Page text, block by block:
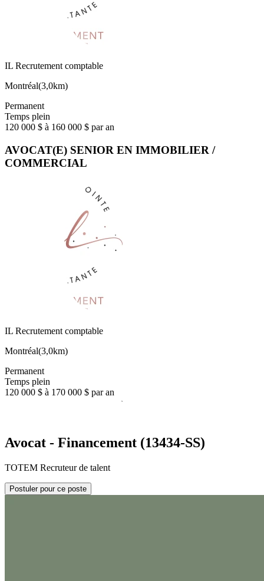
IL Recrutement comptable
Montréal(3,0km)
Permanent
Temps plein
120 000 $ à 160 000 $ par an
AVOCAT(E) SENIOR EN IMMOBILIER /
COMMERCIAL
IL Recrutement comptable
Montréal(3,0km)
Permanent
Temps plein
120 000 $ à 170 000 $ par an
Avocat - Financement (13434-SS)
TOTEM Recruteur de talent
Postuler pour ce poste